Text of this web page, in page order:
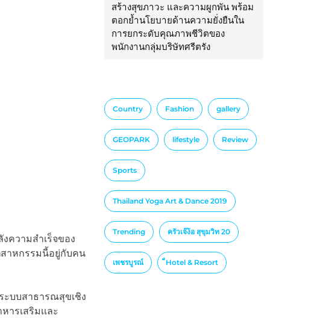
สร้างสุขภาวะ และความผูกพัน พร้อม
ตอกย้ำนโยบายด้านความยั่งยืนใน
การยกระดับคุณภาพชีวิตของ
พนักงานกลุ่มบริษัทศรีตรัง
Country Fashion gallery
GEOPARK lifestyle Review
Sports
Thailand Yoga Art & Dance 2019
Trending ครัวเจ๊ง้อ สุขุมวิท 20
เพชรบูรณ์ ็Hotel & Resort
ความสำเร็จของ
สาหกรรมนี้อยู่กับคน
ะบบสาธารณสุขเชิง
รเสริมเเละ